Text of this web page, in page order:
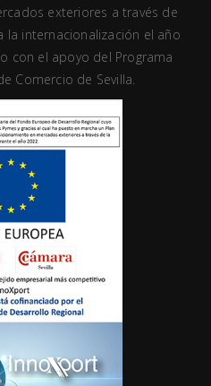
exteriores a través de
la internacionalización el año
con el apoyo del Programa
Comercio de Sevilla.